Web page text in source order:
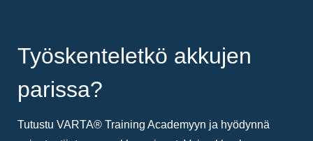
Työskenteletkö akkujen
parissa?
Tutustu VARTA® Training Academyyn ja hyödynnä